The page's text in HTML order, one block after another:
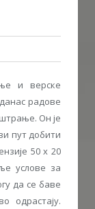
и верске
радове
Он је
пут добити
50 х 20
услове за
да се баве
одрастају.